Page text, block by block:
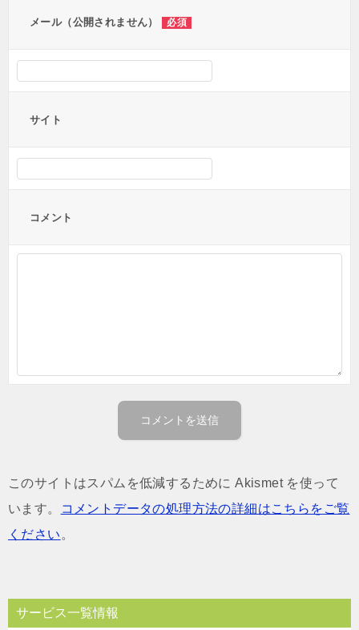
メール（公開されません） 必須
サイト
コメント
このサイトはスパムを低減するために Akismet を使って
います。
コメントデータの処理方法の詳細はこちらをご覧
ください 。
サービス一覧情報